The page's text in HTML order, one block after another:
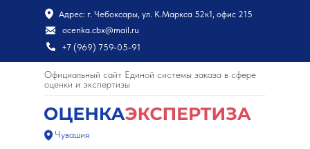
Адрес: г. Чебоксары, ул. К.Маркса 52к1, офис 215
ocenka.cbx@mail.ru
+7 (969) 759-05-91
Официальный сайт Единой системы заказа в сфере
оценки и экспертизы
Чувашия